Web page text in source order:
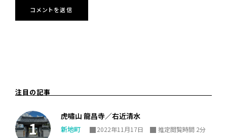
注目の記事
虎嘯山 龍昌寺／右近清水
新地町 2022年11月17日 推定閲覧時間 2分